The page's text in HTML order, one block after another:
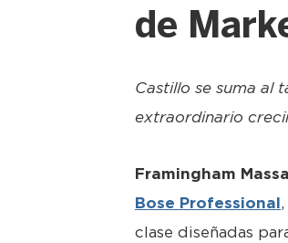
de
Castillo se suma al
extraordinario
Framingham
Bose Professional
clase diseñadas